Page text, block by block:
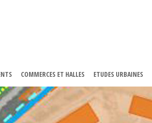
COMMERCES ET HALLES ETUDES URBAINES